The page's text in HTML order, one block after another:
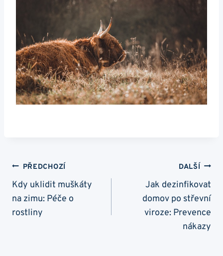
Navigace
Pro
Příspěvek
PŘEDCHOZÍ
Kdy uklidit muškáty
na zimu: Péče o
rostliny
DALŠÍ
Jak dezinfikovat
domov po střevní
viroze: Prevence
nákazy